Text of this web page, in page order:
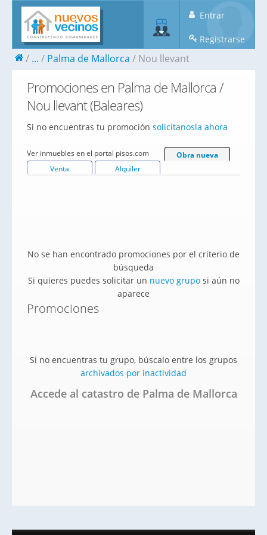
Entrar
Registrarse
... Palma de Mallorca Nou llevant
Promociones en Palma de Mallorca /
Nou llevant (Baleares)
Si no encuentras tu promoción solicítanosla ahora
Ver inmuebles en el portal pisos.com
Obra nueva
Venta
Alquiler
No se han encontrado promociones por el criterio de
búsqueda
Si quieres puedes solicitar un nuevo gruposi aún no
aparece
Promociones
Si no encuentras tu grupo, búscalo entre los grupos
archivados por inactividad
Accede al catastro de Palma de Mallorca